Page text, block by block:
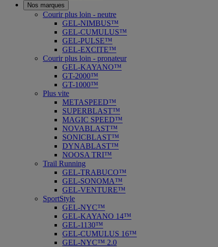
Nos marques
Courir plus loin - neutre
GEL-NIMBUS™
GEL-CUMULUS™
GEL-PULSE™
GEL-EXCITE™
Courir plus loin - pronateur
GEL-KAYANO™
GT-2000™
GT-1000™
Plus vite
METASPEED™
SUPERBLAST™
MAGIC SPEED™
NOVABLAST™
SONICBLAST™
DYNABLAST™
NOOSA TRI™
Trail Running
GEL-TRABUCO™
GEL-SONOMA™
GEL-VENTURE™
SportStyle
GEL-NYC™
GEL-KAYANO 14™
GEL-1130™
GEL-CUMULUS 16™
GEL-NYC™ 2.0